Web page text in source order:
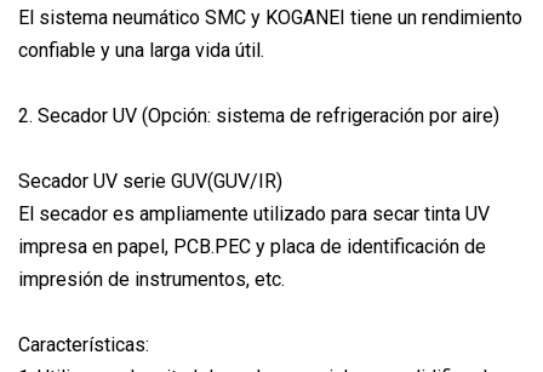
El sistema neumático SMC y KOGANEI tiene un rendimiento
confiable y una larga vida útil.
2. Secador UV (Opción: sistema de refrigeración por aire)
Secador UV serie GUV(GUV/IR)
El secador es ampliamente utilizado para secar tinta UV
impresa en papel, PCB.PEC y placa de identificación de
impresión de instrumentos, etc.
Características: